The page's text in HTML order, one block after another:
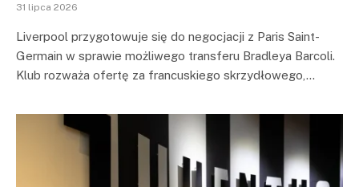
31 lipca 2026
Liverpool przygotowuje się do negocjacji z Paris Saint-
Germain w sprawie możliwego transferu Bradleya Barcoli.
Klub rozważa ofertę za francuskiego skrzydłowego,…